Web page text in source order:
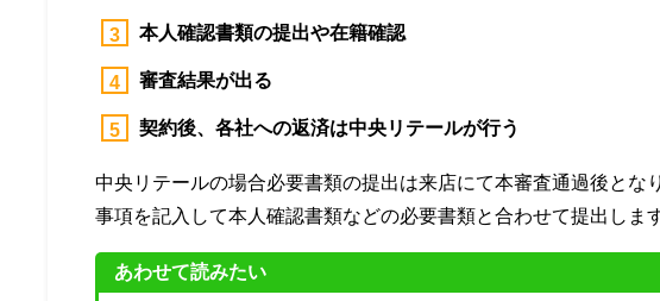
本人確認書類の提出や在籍確認
審査結果が出る
契約後、各社への返済は中央リテールが行う
中央リテールの場合必要書類の提出は来店にて本審査通過後と
事項を記入して本人確認書類などの必要書類と合わせて提出しま
あわせて読みたい